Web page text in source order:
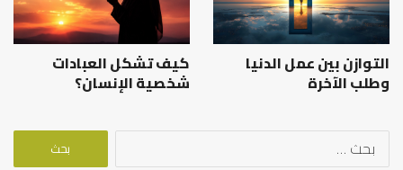
التوازن بين عمل الدنيا
وطلب الآخرة
كيف تشكل العبادات
شخصية الإنسان؟
البحث